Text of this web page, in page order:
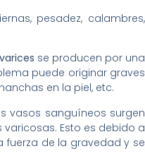
pesadez, calambres,
se producen por una
puede originar graves
en la piel, etc.
vasos sanguíneos surgen
Esto es debido a
fuerza de la gravedad y se